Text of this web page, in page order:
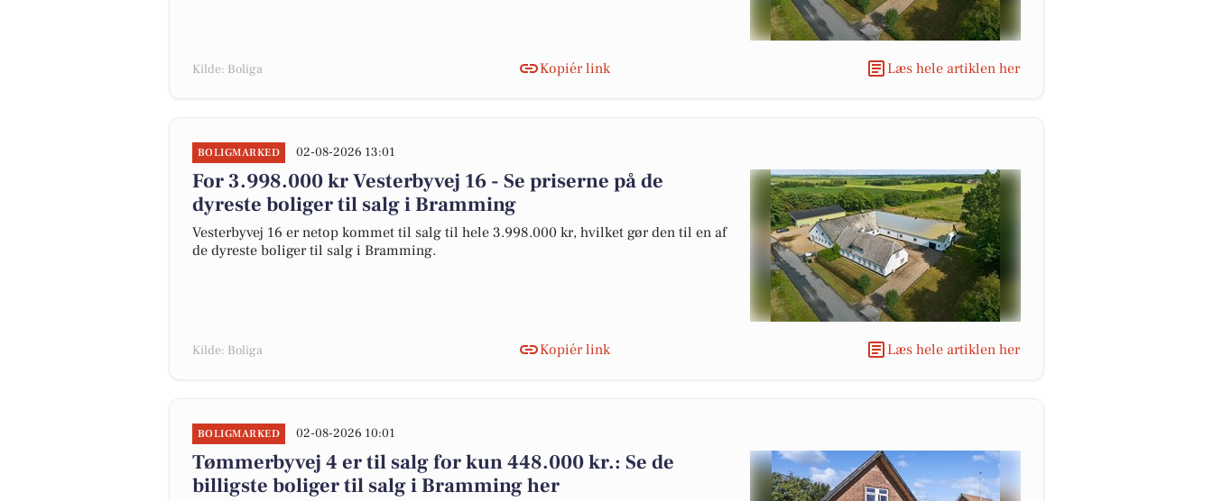
Kilde: Boliga Kopiér link Læs hele artiklen her
BOLIGMARKED 02-08-2026 13:01
For 3.998.000 kr Vesterbyvej 16 - Se priserne på de
dyreste boliger til salg i Bramming
Vesterbyvej 16 er netop kommet til salg til hele 3.998.000 kr, hvilket gør den til en af
de dyreste boliger til salg i Bramming.
Kilde: Boliga Kopiér link Læs hele artiklen her
BOLIGMARKED 02-08-2026 10:01
Tømmerbyvej 4 er til salg for kun 448.000 kr.: Se de
billigste boliger til salg i Bramming her